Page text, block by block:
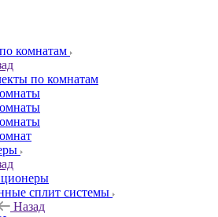
комнатам
по комнатам
сплит системы
Назад